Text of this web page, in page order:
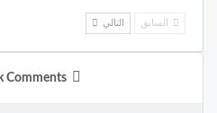
السابق التالي
Comments